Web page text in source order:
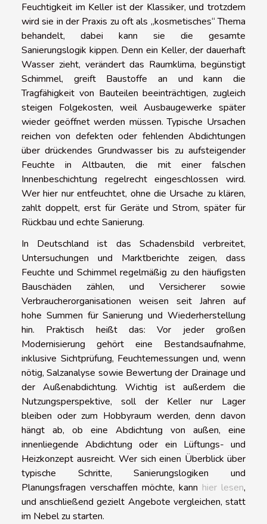
Feuchtigkeit im Keller ist der Klassiker, und trotzdem
wird sie in der Praxis zu oft als „kosmetisches“ Thema
behandelt, dabei kann sie die gesamte
Sanierungslogik kippen. Denn ein Keller, der dauerhaft
Wasser zieht, verändert das Raumklima, begünstigt
Schimmel, greift Baustoffe an und kann die
Tragfähigkeit von Bauteilen beeinträchtigen, zugleich
steigen Folgekosten, weil Ausbaugewerke später
wieder geöffnet werden müssen. Typische Ursachen
reichen von defekten oder fehlenden Abdichtungen
über drückendes Grundwasser bis zu aufsteigender
Feuchte in Altbauten, die mit einer falschen
Innenbeschichtung regelrecht eingeschlossen wird.
Wer hier nur entfeuchtet, ohne die Ursache zu klären,
zahlt doppelt, erst für Geräte und Strom, später für
Rückbau und echte Sanierung.
In Deutschland ist das Schadensbild verbreitet,
Untersuchungen und Marktberichte zeigen, dass
Feuchte und Schimmel regelmäßig zu den häufigsten
Bauschäden zählen, und Versicherer sowie
Verbraucherorganisationen weisen seit Jahren auf
hohe Summen für Sanierung und Wiederherstellung
hin. Praktisch heißt das: Vor jeder großen
Modernisierung gehört eine Bestandsaufnahme,
inklusive Sichtprüfung, Feuchtemessungen und, wenn
nötig, Salzanalyse sowie Bewertung der Drainage und
der Außenabdichtung. Wichtig ist außerdem die
Nutzungsperspektive, soll der Keller nur Lager
bleiben oder zum Hobbyraum werden, denn davon
hängt ab, ob eine Abdichtung von außen, eine
innenliegende Abdichtung oder ein Lüftungs- und
Heizkonzept ausreicht. Wer sich einen Überblick über
typische Schritte, Sanierungslogiken und
Planungsfragen verschaffen möchte, kann hier lesen,
und anschließend gezielt Angebote vergleichen, statt
im Nebel zu starten.